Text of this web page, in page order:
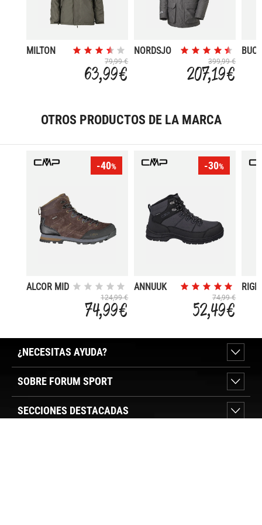
MILTON
79,99 €
63,99 €
NORDSJO
399,99 €
207,19 €
OTROS PRODUCTOS DE LA MARCA
-40%
ALCOR MID
124,99 €
74,99 €
-30%
ANNUUK
74,99 €
52,49 €
¿NECESITAS AYUDA?
SOBRE FORUM SPORT
SECCIONES DESTACADAS